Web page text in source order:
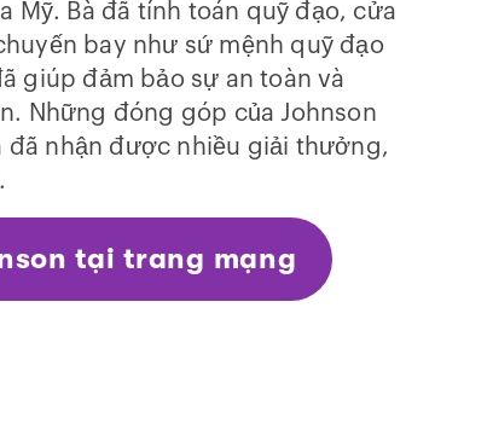
Mỹ. Bà đã tính toán quỹ đạo, cửa
bay như sứ mệnh quỹ đạo
giúp đảm bảo sự an toàn và
Những đóng góp của Johnson
đã nhận được nhiều giải thưởng,
tại trang mạng